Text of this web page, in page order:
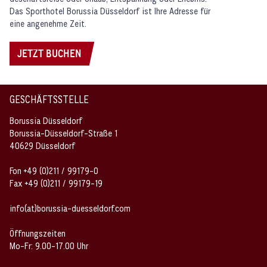
Das Sporthotel Borussia Düsseldorf ist Ihre Adresse für
eine angenehme Zeit.
JETZT BUCHEN
GESCHÄFTSSTELLE
Borussia Düsseldorf
Borussia-Düsseldorf-Straße 1
40629 Düsseldorf
Fon +49 (0)211 / 99179-0
Fax +49 (0)211 / 99179-19
info(at)borussia-duesseldorf.com
Öffnungszeiten
Mo-Fr: 9.00-17.00 Uhr